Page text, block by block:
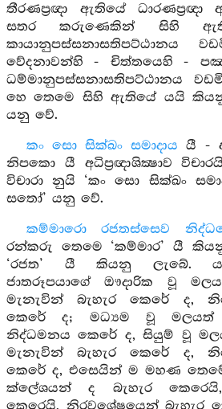
තීරණප්‍රඥා ඇතියේ
සතර කරුණෙකින් සිහි
කායානුපස්සනාසතිපට්ඨානය
වේදනාවන්හි - චිත්තයෙහි -
ධම්මානුපස්සනාසතිපට්ඨානය
හෙ තෙමෙ සිහි ඇතියේ යයි
යනු වේ.
කං සො සික්ඛං සමාදාය යී -
නිපකො යී අධිප්‍රඥාශික්‍ෂාව
විචාරා නුයි ‘කං සො සික්ඛං
සතෝ’ යනු වේ.
කම්මාරො රජතස්සෙව
රන්කරු තෙමෙ ‘කම්මාර’ යී
‘රජත’ යී කියනු ලැබේ.
ජාතරූපයාගේ ඖදාරික වූ
මැනැවින් බැහැර කෙරේ ද,
කෙරේ ද; මධ්‍යම වූ මලයත්
නිද්ධමනය කෙරේ ද, සියුම් වූ
මැනැවින් බැහැර කෙරේ ද,
කෙරේ ද, එසෙයින් ම මහණ
ක්ලේශයන් ද බැහැර